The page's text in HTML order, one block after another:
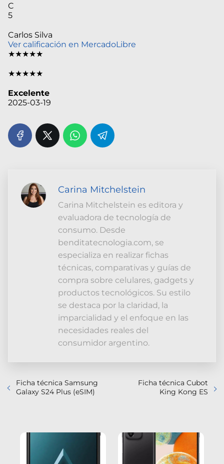
C
5
Carlos Silva
Ver calificación en MercadoLibre
★★★★★
★★★★★
Excelente
2025-03-19
Carina Mitchelstein
Carina Mitchelstein es editora y
evaluadora de tecnología de
consumo. Desde
benditatecnologia.com, se
especializa en realizar fichas
técnicas, comparativas y guías de
compra sobre celulares, gadgets y
productos tecnológicos. Su estilo
se destaca por la claridad, la
imparcialidad y el enfoque en las
necesidades reales del
consumidor argentino.
Ficha técnica Samsung
Galaxy S24 Plus (eSIM)
Ficha técnica Cubot
King Kong ES